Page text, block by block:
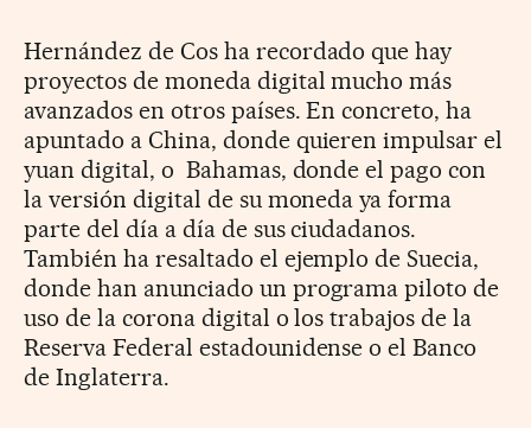
Hernández de Cos ha recordado que hay
proyectos de moneda digital mucho más
avanzados en otros países. En concreto, ha
apuntado a China, donde quieren impulsar el
yuan digital, o Bahamas, donde el pago con
la versión digital de su moneda ya forma
parte del día a día de sus ciudadanos.
También ha resaltado el ejemplo de Suecia,
donde han anunciado un programa piloto de
uso de la corona digital o los trabajos de la
Reserva Federal estadounidense o el Banco
de Inglaterra.